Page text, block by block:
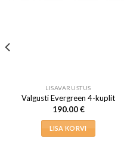
LISAVARUSTUS
Valgusti Evergreen 4-kuplit
190.00€
LISA KORVI